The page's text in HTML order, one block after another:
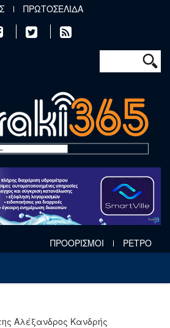
περιεχόμενο
ΠΡΩΤΟΣΕΛΙΔΑ
Φόρμα
Αναζήτηση
ΠΡΟΟΡΙΣΜΟΙ ΡΕΤΡΟ
Αλέξανδρος Κανδρής